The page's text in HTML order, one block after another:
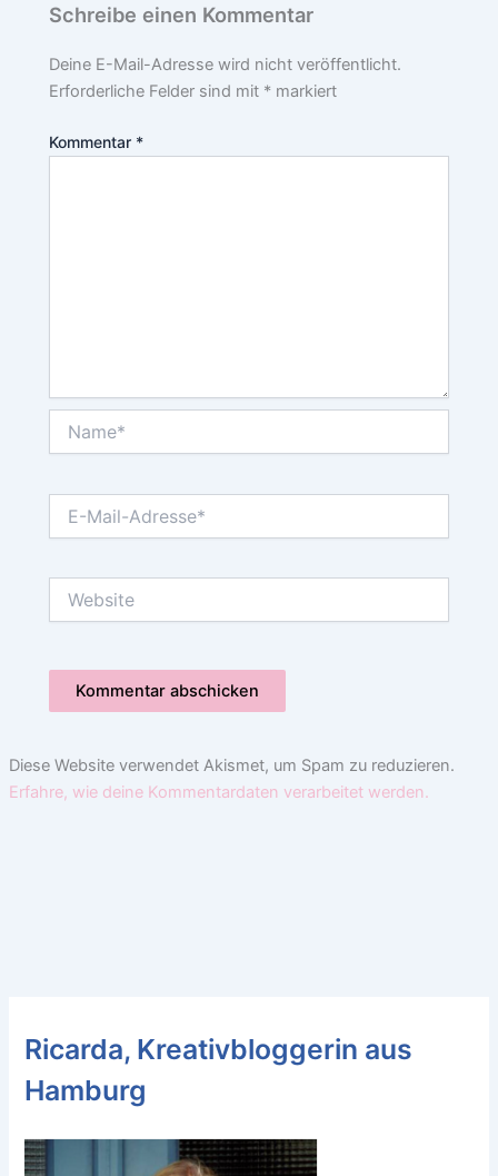
Schreibe einen Kommentar
Deine E-Mail-Adresse wird nicht veröffentlicht.
Erforderliche Felder sind mit * markiert
Kommentar *
Mail-
Diese Website verwendet Akismet, um Spam zu reduzieren.
Erfahre, wie deine Kommentardaten verarbeitet werden.
Ricarda, Kreativbloggerin aus
Hamburg